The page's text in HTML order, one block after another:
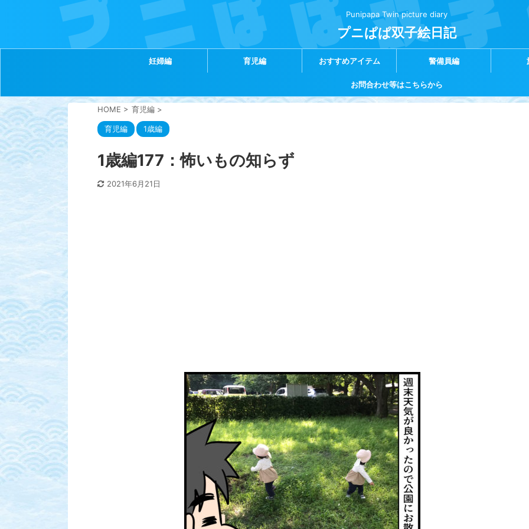
Punipapa Twin picture diary
プニぱぱ双子絵日記
妊婦編 育児編 おすすめアイテム 警備員編
お問合わせ等はこちらから
HOME > 育児編 >
育児編 1歳編
1歳編177：怖いもの知らず
2021年6月21日